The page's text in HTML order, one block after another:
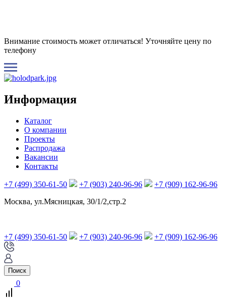
Внимание стоимость может отличаться! Уточняйте цену по
телефону
Информация
Каталог
О компании
Проекты
Распродажа
Вакансии
Контакты
+7 (499) 350-61-50 +7 (903) 240-96-96
+7 (909) 162-96-96
Москва, ул.Мясницкая, 30/1/2,стр.2
+7 (499) 350-61-50 +7 (903) 240-96-96 +7 (909) 162-96-96
Поиск
0